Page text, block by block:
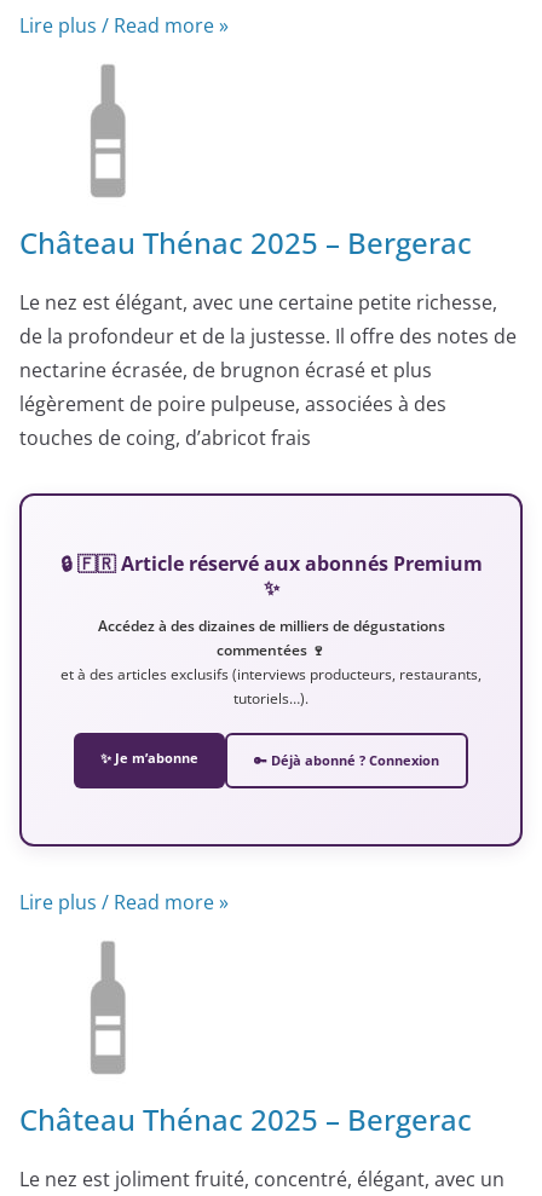
Lire plus / Read more »
Château Thénac 2025 – Bergerac
Le nez est élégant, avec une certaine petite richesse,
de la profondeur et de la justesse. Il offre des notes de
nectarine écrasée, de brugnon écrasé et plus
légèrement de poire pulpeuse, associées à des
touches de coing, d’abricot frais
🔒 🇫🇷 Article réservé aux abonnés Premium
✨
Accédez à des dizaines de milliers de dégustations
commentées 🍷
et à des articles exclusifs (interviews producteurs, restaurants,
tutoriels…).
✨ Je m’abonne 🔑 Déjà abonné ? Connexion
Lire plus / Read more »
Château Thénac 2025 – Bergerac
Le nez est joliment fruité, concentré, élégant, avec un